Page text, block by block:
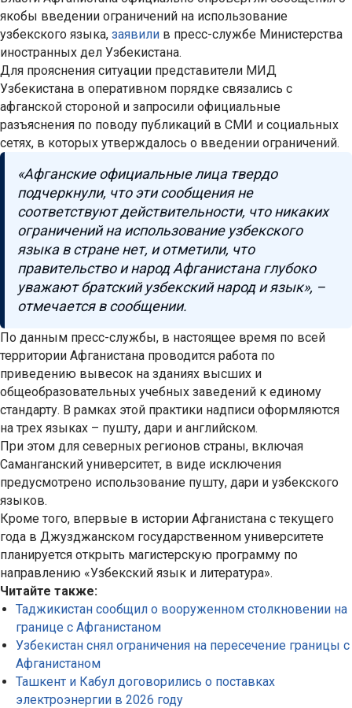
якобы введении ограничений на использование
узбекского языка, заявили в пресс-службе Министерства
иностранных дел Узбекистана.
Для прояснения ситуации представители МИД
Узбекистана в оперативном порядке связались с
афганской стороной и запросили официальные
разъяснения по поводу публикаций в СМИ и социальных
сетях, в которых утверждалось о введении ограничений.
«Афганские официальные лица твердо
подчеркнули, что эти сообщения не
соответствуют действительности, что никаких
ограничений на использование узбекского
языка в стране нет, и отметили, что
правительство и народ Афганистана глубоко
уважают братский узбекский народ и язык», –
отмечается в сообщении.
По данным пресс-службы, в настоящее время по всей
территории Афганистана проводится работа по
приведению вывесок на зданиях высших и
общеобразовательных учебных заведений к единому
стандарту. В рамках этой практики надписи оформляются
на трех языках – пушту, дари и английском.
При этом для северных регионов страны, включая
Саманганский университет, в виде исключения
предусмотрено использование пушту, дари и узбекского
языков.
Кроме того, впервые в истории Афганистана с текущего
года в Джузджанском государственном университете
планируется открыть магистерскую программу по
направлению «Узбекский язык и литература».
Читайте также:
Таджикистан сообщил о вооруженном столкновении на
границе с Афганистаном
Узбекистан снял ограничения на пересечение границы с
Афганистаном
Ташкент и Кабул договорились о поставках
электроэнергии в 2026 году